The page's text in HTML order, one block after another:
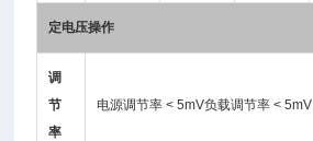
定电压操作
调
节
率
电源调节率 < 5mV负载调节率 < 5mV